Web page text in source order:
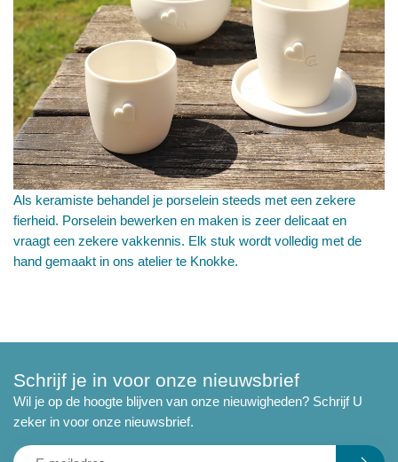
Als keramiste behandel je porselein steeds met een zekere
fierheid. Porselein bewerken en maken is zeer delicaat en
vraagt een zekere vakkennis. Elk stuk wordt volledig met de
hand gemaakt in ons atelier te Knokke.
Schrijf je in voor onze nieuwsbrief
Wil je op de hoogte blijven van onze nieuwigheden? Schrijf U
zeker in voor onze nieuwsbrief.